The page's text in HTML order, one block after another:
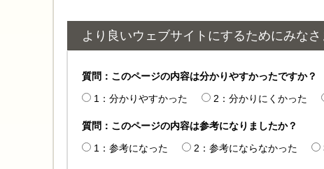
より良いウェブサイトにするためにみな
質問：このページの内容は分かりやすかったですか？
1：分かりやすかった
2：分かりにくかった
質問：このページの内容は参考になりましたか？
1：参考になった
2：参考にならなかった